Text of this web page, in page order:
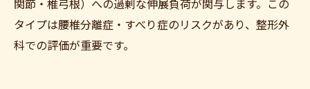
関節・椎弓根）への過剰な伸展負荷が関与します。この
タイプは腰椎分離症・すべり症のリスクがあり、整形外
科での評価が重要です。